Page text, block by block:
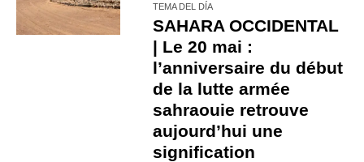
TEMA DEL DÍA
SAHARA OCCIDENTAL
| Le 20 mai :
l’anniversaire du début
de la lutte armée
sahraouie retrouve
aujourd’hui une
signification